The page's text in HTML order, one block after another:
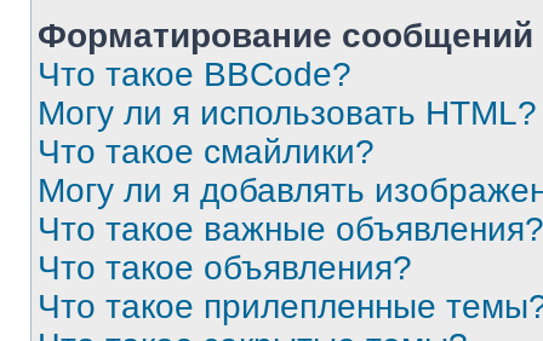
Форматирование
Что такое BBCode?
Могу ли я использовать HTML?
Что такое смайлики?
Могу ли я добавлять
Что такое важные объявления?
Что такое объявления?
Что такое прилепленные